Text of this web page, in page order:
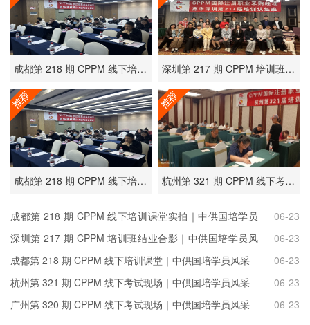
成都第 218 期 CPPM 线下培训课堂实拍｜中供国培学员风采 深圳第 217 期 CPPM 培训班结业合影｜中供国培学员风采
成都第 218 期 CPPM 线下培训课堂｜中供国培学员风采 杭州第 321 期 CPPM 线下考试现场｜中供国培学员风采
成都第 218 期 CPPM 线下培训课堂实拍｜中供国培学员
风采
06-23
深圳第 217 期 CPPM 培训班结业合影｜中供国培学员风
采
06-23
成都第 218 期 CPPM 线下培训课堂｜中供国培学员风采
06-23
杭州第 321 期 CPPM 线下考试现场｜中供国培学员风采
06-23
广州第 320 期 CPPM 线下考试现场｜中供国培学员风采
06-23